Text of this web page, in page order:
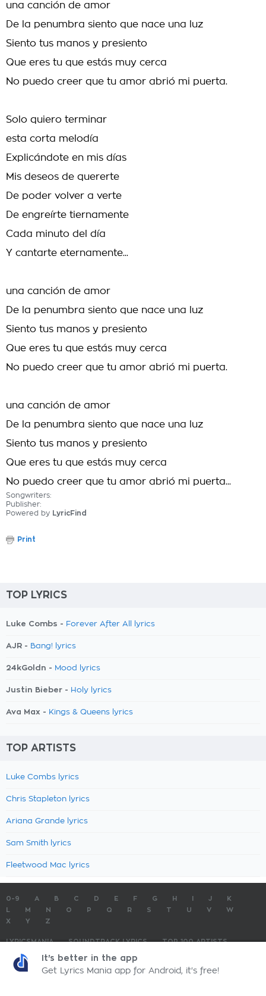
una canción de amor
De la penumbra siento que nace una luz
Siento tus manos y presiento
Que eres tu que estás muy cerca
No puedo creer que tu amor abrió mi puerta.
Solo quiero terminar
esta corta melodía
Explicándote en mis días
Mis deseos de quererte
De poder volver a verte
De engreírte tiernamente
Cada minuto del día
Y cantarte eternamente...
una canción de amor
De la penumbra siento que nace una luz
Siento tus manos y presiento
Que eres tu que estás muy cerca
No puedo creer que tu amor abrió mi puerta.
una canción de amor
De la penumbra siento que nace una luz
Siento tus manos y presiento
Que eres tu que estás muy cerca
No puedo creer que tu amor abrió mi puerta...
Songwriters:
Publisher:
Powered by LyricFind
Print
TOP LYRICS
Luke Combs - Forever After All lyrics
AJR - Bang! lyrics
24kGoldn - Mood lyrics
Justin Bieber - Holy lyrics
Ava Max - Kings & Queens lyrics
TOP ARTISTS
Luke Combs lyrics
Chris Stapleton lyrics
Ariana Grande lyrics
Sam Smith lyrics
Fleetwood Mac lyrics
0-9 A B C D E F G H J
K
M N O P Q R S T U V
W
X
Y Z
LYRICSMANIA SOUNDTRACK LYRICS
TOP 100 ARTISTS
TOP 100 LYRICS
LyricsMania.com - Copyright © 2026 - All Rights ReservedPrivacy Policy
It's better in the app
Get Lyrics Mania app for Android, it's free!